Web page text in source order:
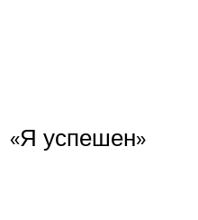
«Я успешен»